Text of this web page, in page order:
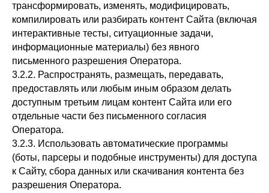
трансформировать, изменять, модифицировать,
компилировать или разбирать контент Сайта (включая
интерактивные тесты, ситуационные задачи,
информационные материалы) без явного
письменного разрешения Оператора.
3.2.2. Распространять, размещать, передавать,
предоставлять или любым иным образом делать
доступным третьим лицам контент Сайта или его
отдельные части без письменного согласия
Оператора.
3.2.3. Использовать автоматические программы
(боты, парсеры и подобные инструменты) для доступа
к Сайту, сбора данных или скачивания контента без
разрешения Оператора.